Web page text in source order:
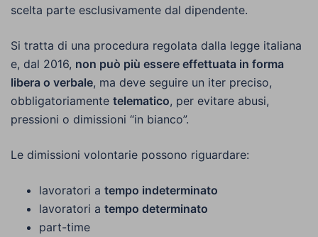
scelta parte esclusivamente dal dipendente.
Si tratta di una procedura regolata dalla legge italiana
e, dal 2016, non può più essere effettuata in forma
libera o verbale, ma deve seguire un iter preciso,
obbligatoriamente telematico, per evitare abusi,
pressioni o dimissioni “in bianco”.
Le dimissioni volontarie possono riguardare:
lavoratori a tempo indeterminato
lavoratori a tempo determinato
part-time